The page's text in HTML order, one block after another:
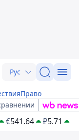
Рус
Право
€541.64 ₽5.71